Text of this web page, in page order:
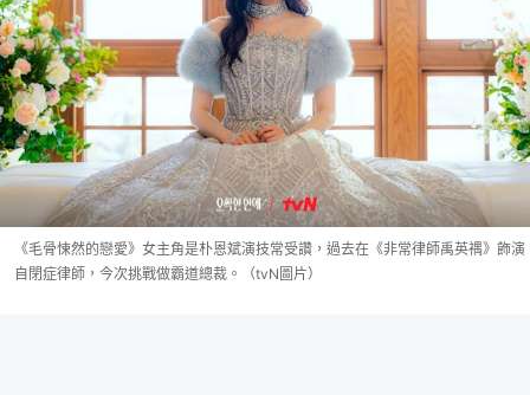
《毛骨悚然的戀愛》女主角是朴恩斌演技常受讚，過去在《非常律師禹英禑》飾演
自閉症律師，今次挑戰做霸道總裁。（tvN圖片）